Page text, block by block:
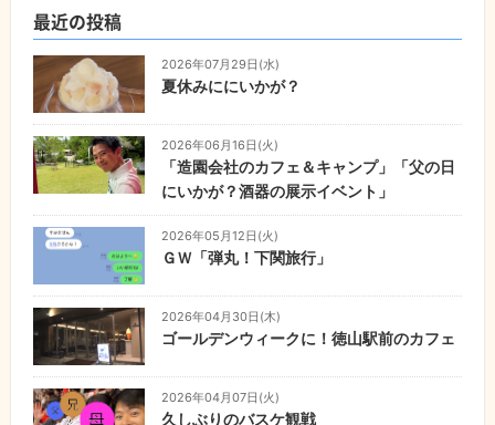
最近の投稿
2026年07月29日(水)
夏休みににいかが？
2026年06月16日(火)
「造園会社のカフェ＆キャンプ」「父の日
にいかが？酒器の展示イベント」
2026年05月12日(火)
ＧＷ「弾丸！下関旅行」
2026年04月30日(木)
ゴールデンウィークに！徳山駅前のカフェ
2026年04月07日(火)
久しぶりのバスケ観戦